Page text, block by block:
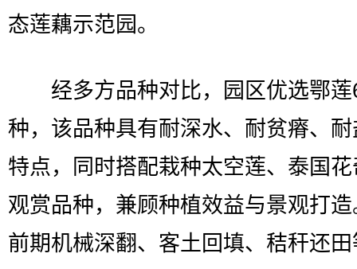
态莲藕示范园。
经多方品种对比，园区优选鄂莲
种，该品种具有耐深水、耐贫瘠、
特点，同时搭配栽种太空莲、泰国
观赏品种，兼顾种植效益与景观打
前期机械深翻、客土回填、秸秆还